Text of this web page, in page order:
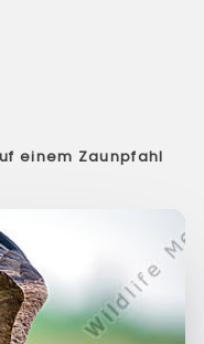
einem Zaunpfahl